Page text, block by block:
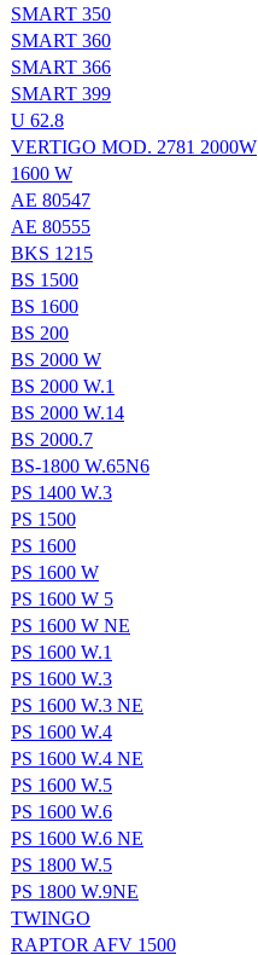
SMART 350
SMART 360
SMART 366
SMART 399
U 62.8
VERTIGO MOD. 2781 2000W
1600 W
AE 80547
AE 80555
BKS 1215
BS 1500
BS 1600
BS 200
BS 2000 W
BS 2000 W.1
BS 2000 W.14
BS 2000.7
BS-1800 W.65N6
PS 1400 W.3
PS 1500
PS 1600
PS 1600 W
PS 1600 W 5
PS 1600 W NE
PS 1600 W.1
PS 1600 W.3
PS 1600 W.3 NE
PS 1600 W.4
PS 1600 W.4 NE
PS 1600 W.5
PS 1600 W.6
PS 1600 W.6 NE
PS 1800 W.5
PS 1800 W.9NE
TWINGO
RAPTOR AFV 1500